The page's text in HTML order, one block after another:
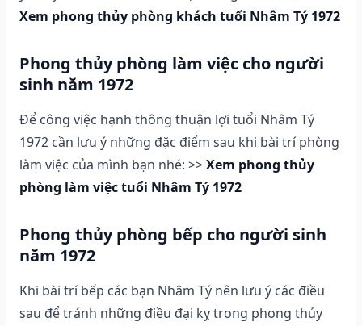
Xem phong thủy phòng khách tuổi Nhâm Tý 1972
Phong thủy phòng làm việc cho người
sinh năm 1972
Để công việc hạnh thông thuận lợi tuổi Nhâm Tý
1972 cần lưu ý những đặc điểm sau khi bài trí phòng
làm việc của mình bạn nhé: >>Xem phong thủy
phòng làm việc tuổi Nhâm Tý 1972
Phong thủy phòng bếp cho người sinh
năm 1972
Khi bài trí bếp các bạn Nhâm Tý nên lưu ý các điều
sau để tránh những điều đại kỵ trong phong thủy